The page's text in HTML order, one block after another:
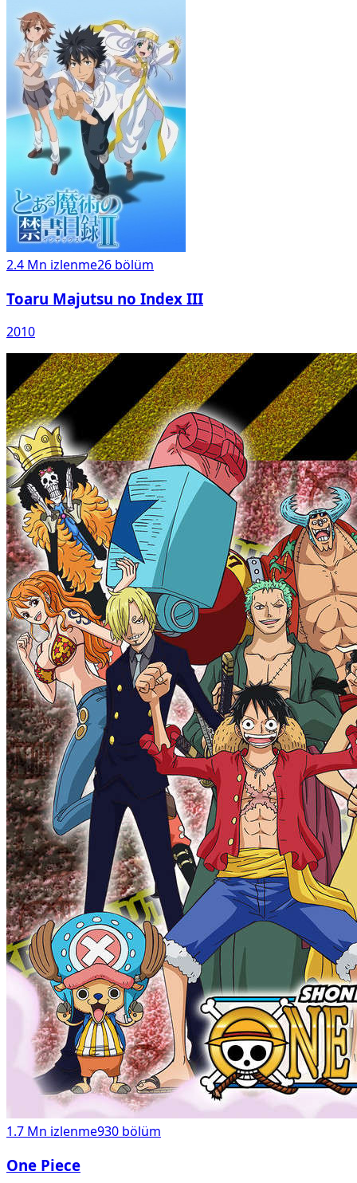
2.4 Mn izlenme26 bölüm
Toaru Majutsu no Index III
2010
1.7 Mn izlenme930 bölüm
One Piece